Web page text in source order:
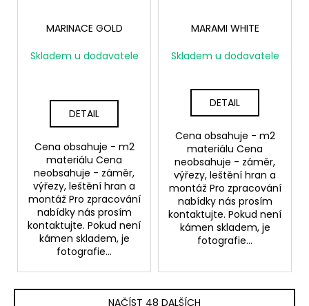
MARINACE GOLD
Skladem u dodavatele
DETAIL
Cena obsahuje - m2
materiálu Cena
neobsahuje - záměr,
výřezy, leštění hran a
montáž Pro zpracování
nabídky nás prosím
kontaktujte. Pokud není
kámen skladem, je
fotografie...
MARAMI WHITE
Skladem u dodavatele
DETAIL
Cena obsahuje - m2
materiálu Cena
neobsahuje - záměr,
výřezy, leštění hran a
montáž Pro zpracování
nabídky nás prosím
kontaktujte. Pokud není
kámen skladem, je
fotografie...
NAČÍST 48 DALŠÍCH